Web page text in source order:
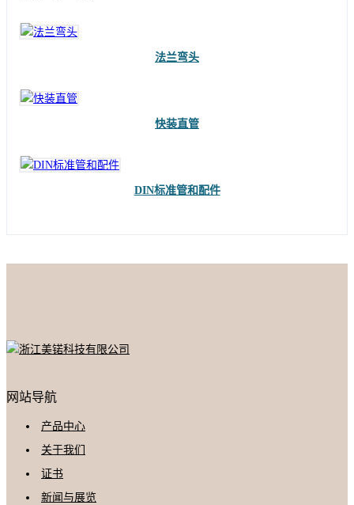
法兰弯头
快装直管
DIN标准管和配件
网站导航
产品中心
关于我们
证书
新闻与展览